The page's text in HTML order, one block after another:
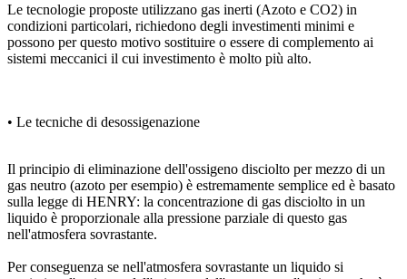
Le tecnologie proposte utilizzano gas inerti (Azoto e CO2) in
condizioni particolari, richiedono degli investimenti minimi e
possono per questo motivo sostituire o essere di complemento ai
sistemi meccanici il cui investimento è molto più alto.
• Le tecniche di desossigenazione
Il principio di eliminazione dell'ossigeno disciolto per mezzo di un
gas neutro (azoto per esempio) è estremamente semplice ed è basato
sulla legge di HENRY: la concentrazione di gas disciolto in un
liquido è proporzionale alla pressione parziale di questo gas
nell'atmosfera sovrastante.
Per conseguenza se nell'atmosfera sovrastante un liquido si